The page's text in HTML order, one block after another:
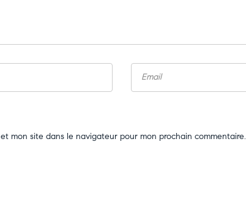
mon site dans le navigateur pour mon prochain commentaire.